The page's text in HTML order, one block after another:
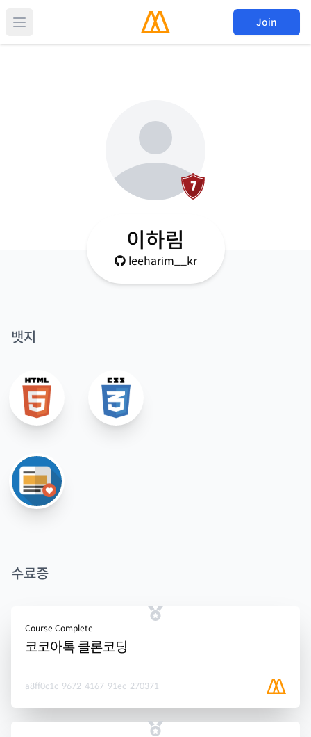
Join
이하림
leeharim__kr
뱃지
수료증
Course Complete
코코아톡 클론코딩
a8ff0c1c-9672-4167-91ec-270371